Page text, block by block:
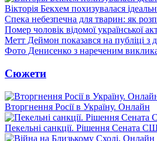
Вікторія Бекхем похизувалася
Спека небезпечна для тварин: як
Помер чоловік відомої української
Метт Деймон показався на публіці з
Фото Денисенко з нареченим
Сюжети
Вторгнення Росії в Україну. Онлайн
Пекельні санкції. Рішення Сената